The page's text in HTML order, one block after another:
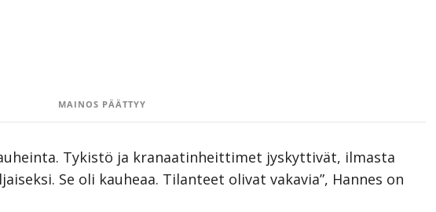
MAINOS PÄÄTTYY
Tykistö ja kranaatinheittimet jyskyttivät, ilmasta
Se oli kauheaa. Tilanteet olivat vakavia”, Hannes on